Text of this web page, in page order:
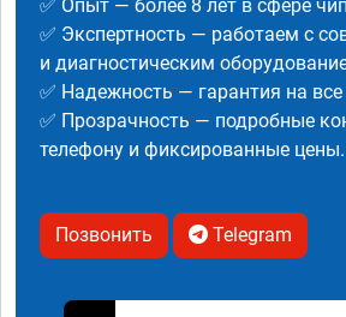
✅ Опыт — более 8 лет в сфере
✅ Экспертность — работаем с
и диагностическим
✅ Надежность — гарантия на
✅ Прозрачность — подробные
телефону и фиксированные цены.
Позвонить Telegram